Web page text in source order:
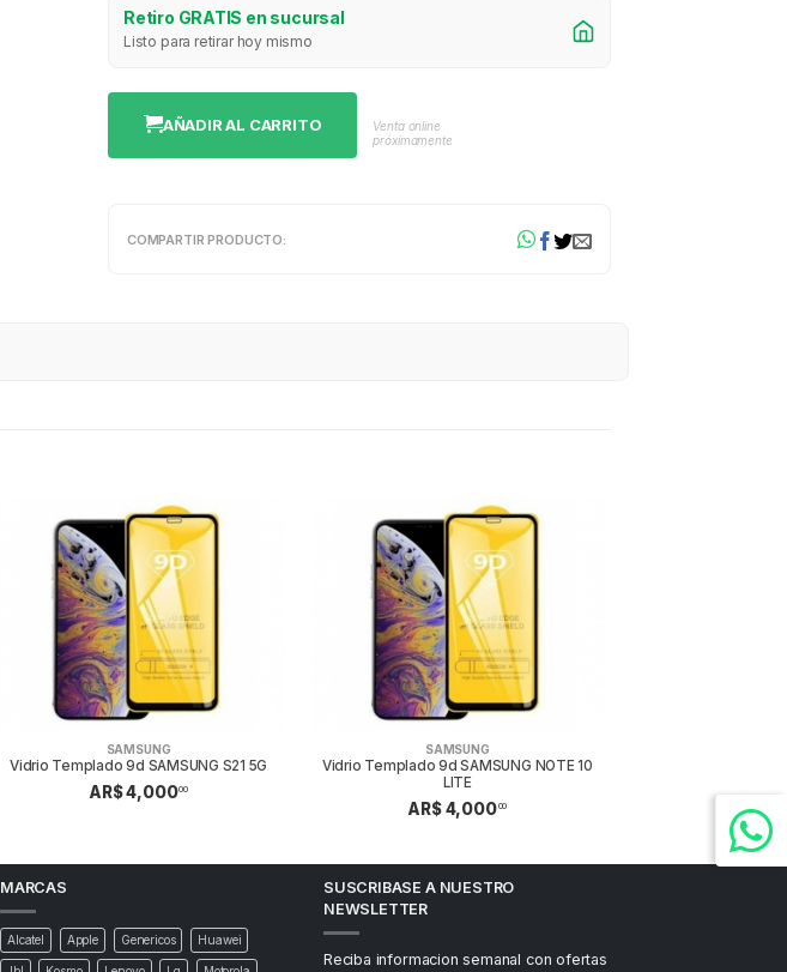
Retiro GRATIS en sucursal
Listo para retirar hoy mismo
AÑADIR AL CARRITO
Venta online
próximamente
COMPARTIR PRODUCTO:
SAMSUNG
Vidrio Templado 9d SAMSUNG S21 5G
AR$ 4,00000
SAMSUNG
Vidrio Templado 9d SAMSUNG NOTE 10
LITE
AR$ 4,00000
MARCAS
Alcatel Apple Genericos Huawei
SUSCRIBASE A NUESTRO
NEWSLETTER
Reciba informacion semanal con ofertas